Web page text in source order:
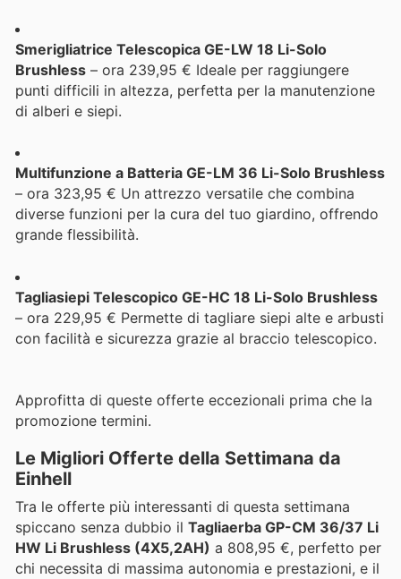
Smerigliatrice Telescopica GE-LW 18 Li-Solo
Brushless – ora 239,95 € Ideale per raggiungere
punti difficili in altezza, perfetta per la manutenzione
di alberi e siepi.
Multifunzione a Batteria GE-LM 36 Li-Solo Brushless
– ora 323,95 € Un attrezzo versatile che combina
diverse funzioni per la cura del tuo giardino, offrendo
grande flessibilità.
Tagliasiepi Telescopico GE-HC 18 Li-Solo Brushless
– ora 229,95 € Permette di tagliare siepi alte e arbusti
con facilità e sicurezza grazie al braccio telescopico.
Approfitta di queste offerte eccezionali prima che la
promozione termini.
Le Migliori Offerte della Settimana da
Einhell
Tra le offerte più interessanti di questa settimana
spiccano senza dubbio il Tagliaerba GP-CM 36/37 Li
HW Li Brushless (4X5,2AH) a 808,95 €, perfetto per
chi necessita di massima autonomia e prestazioni, e il